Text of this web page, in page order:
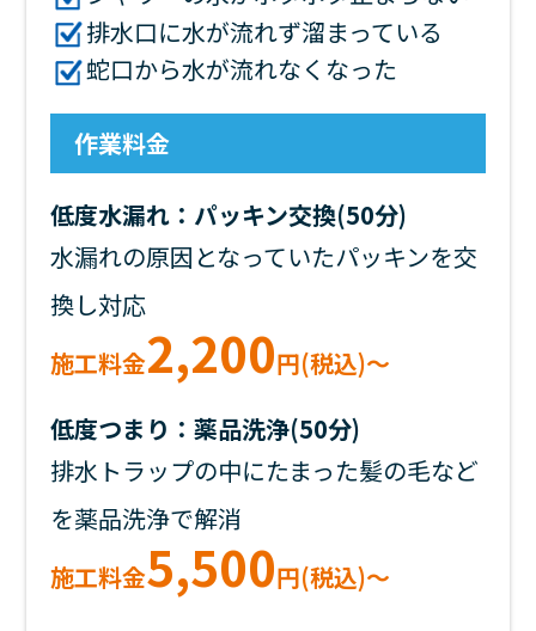
排水口に水が流れず溜まっている
蛇口から水が流れなくなった
作業料金
低度水漏れ：パッキン交換(50分)
水漏れの原因となっていたパッキンを交
換し対応
施工料金2,200円(税込)～
低度つまり：薬品洗浄(50分)
排水トラップの中にたまった髪の毛など
を薬品洗浄で解消
施工料金5,500円(税込)～